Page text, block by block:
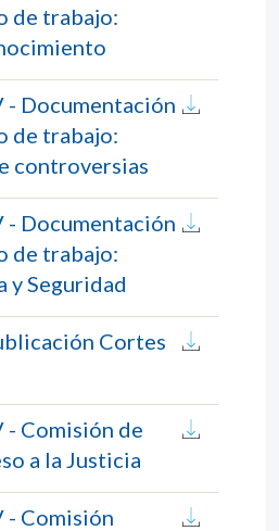
de trabajo:
Documentación
de trabajo:
controversias
Documentación
de trabajo:
y Seguridad
Cortes
Comisión de
a la Justicia
- Comisión